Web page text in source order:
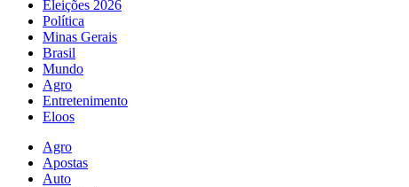
Eleições 2026
Política
Minas Gerais
Brasil
Mundo
Agro
Entretenimento
Eloos
Agro
Apostas
Auto